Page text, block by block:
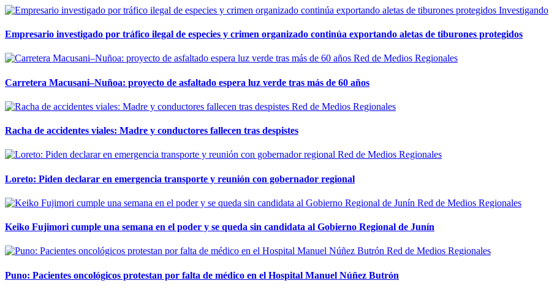
Investigando
Empresario investigado por tráfico ilegal de especies y crimen organizado continúa exportando aletas de tiburones protegidos
Red de Medios Regionales
Carretera Macusani–Nuñoa: proyecto de asfaltado espera luz verde tras más de 60 años
Red de Medios Regionales
Racha de accidentes viales: Madre y conductores fallecen tras despistes
Red de Medios Regionales
Loreto: Piden declarar en emergencia transporte y reunión con gobernador regional
Red de Medios Regionales
Keiko Fujimori cumple una semana en el poder y se queda sin candidata al Gobierno Regional de Junín
Red de Medios Regionales
Puno: Pacientes oncológicos protestan por falta de médico en el Hospital Manuel Núñez Butrón